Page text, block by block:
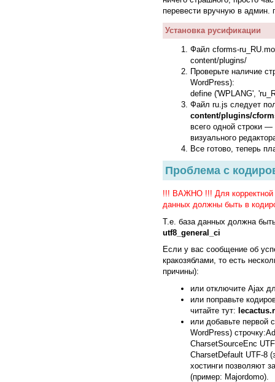
перевести вручную в админ.
Установка русификации
Файл cforms-ru_RU.mo
content/plugins/
Проверьте наличие
WordPress):
define ('WPLANG',
Файл ru.js следует
content/plugins/
всего одной строки
визуального
Все готово, теперь
Проблема с
!!! ВАЖНО !!! Для корректной
данных должны быть в
Т.е. база данных должна
utf8_general_ci
Если у вас сообщение об
кракозяблами, то есть
причины):
или отключите Ajax
или поправьте
читайте тут:
или добавьте первой
WordPress) строчку:
CharsetSourceEnc
CharsetDefault UTF-8
хостинги позволяют
(пример: Majordomo).